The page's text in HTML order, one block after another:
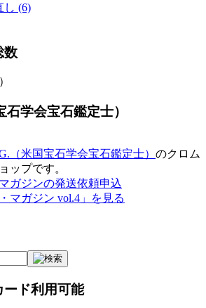
し (6)
数
学会宝石鑑定士）
（米国宝石学会宝石鑑定士） のクロム
ップです。
マガジン vol.4」を見る
ド利用可能